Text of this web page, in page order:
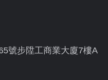
號步陞工商業大廈7樓A